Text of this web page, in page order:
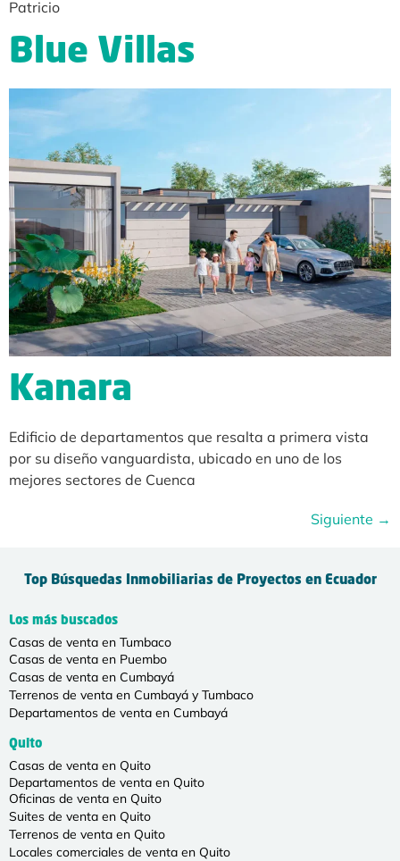
Patricio
Blue Villas
Kanara
Edificio de departamentos que resalta a primera vista
por su diseño vanguardista, ubicado en uno de los
mejores sectores de Cuenca
Siguiente →
Top Búsquedas Inmobiliarias de Proyectos en Ecuador
Los más buscados
Casas de venta en Tumbaco
Casas de venta en Puembo
Casas de venta en Cumbayá
Terrenos de venta en Cumbayá y Tumbaco
Departamentos de venta en Cumbayá
Quito
Casas de venta en Quito
Departamentos de venta en Quito
Oficinas de venta en Quito
Suites de venta en Quito
Terrenos de venta en Quito
Locales comerciales de venta en Quito